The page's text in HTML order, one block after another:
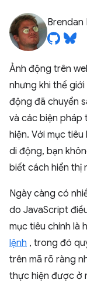
Brendan
Ảnh động trên
nhưng khi thế
động đã chuyển
và các biện pháp
hiện. Với mục
di động, bạn
biết cách hiển thị
Ngày càng có
do JavaScript
mục tiêu chính là
lệnh , trong đó
trên mã rõ ràng
thực hiện được ở